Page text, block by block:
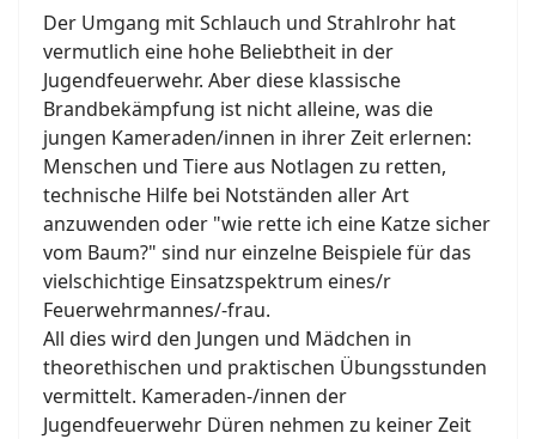
Der Umgang mit Schlauch und Strahlrohr hat
vermutlich eine hohe Beliebtheit in der
Jugendfeuerwehr. Aber diese klassische
Brandbekämpfung ist nicht alleine, was die
jungen Kameraden/innen in ihrer Zeit erlernen:
Menschen und Tiere aus Notlagen zu retten,
technische Hilfe bei Notständen aller Art
anzuwenden oder "wie rette ich eine Katze sicher
vom Baum?" sind nur einzelne Beispiele für das
vielschichtige Einsatzspektrum eines/r
Feuerwehrmannes/-frau.
All dies wird den Jungen und Mädchen in
theorethischen und praktischen Übungsstunden
vermittelt. Kameraden-/innen der
Jugendfeuerwehr Düren nehmen zu keiner Zeit